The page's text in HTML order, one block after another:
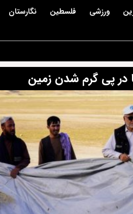
ورزشی فلسطین نگارستان
در پی گرم شدن زمین